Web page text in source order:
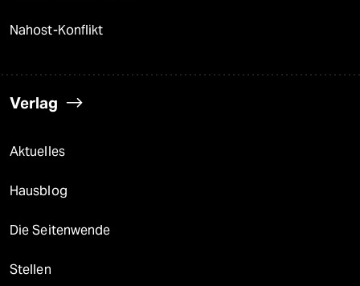
Nahost-Konflikt
Verlag
Aktuelles
Hausblog
Die Seitenwende
Stellen